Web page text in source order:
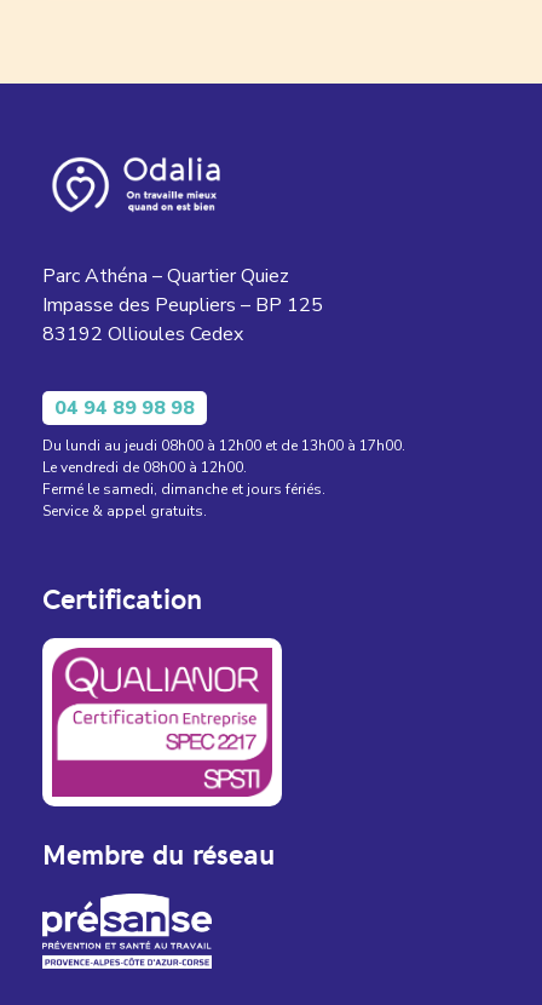
Parc Athéna – Quartier Quiez
Impasse des Peupliers – BP 125
83192 Ollioules Cedex
04 94 89 98 98
Du lundi au jeudi 08h00 à 12h00 et de 13h00 à 17h00.
Le vendredi de 08h00 à 12h00.
Fermé le samedi, dimanche et jours fériés.
Service & appel gratuits.
Certification
Membre du réseau